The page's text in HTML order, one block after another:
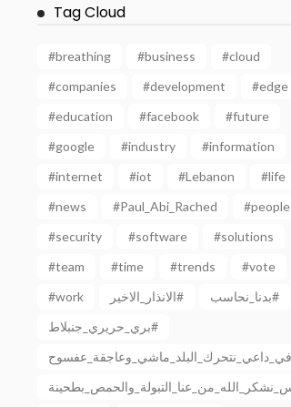
Tag Cloud
#breathing #business
#cloud
#companies
#development
#edge
#education
#facebook
#future
#google
#industry
#information
#internet
#iot #Lebanon
#life
#news
#Paul_Abi_Rached
#people
#security
#software
#solutions
#team
#time #trends
#vote
#work
الانذار_الاخير#
بدنا_نحاسب#
بري_حريري_جنبلاط#